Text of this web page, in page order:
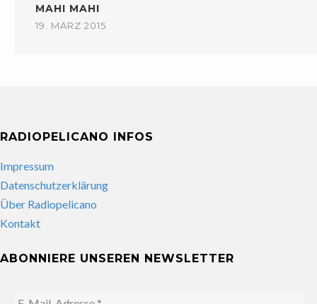
MAHI MAHI
19. MÄRZ 2015
RADIOPELICANO INFOS
Impressum
Datenschutzerklärung
Über Radiopelicano
Kontakt
ABONNIERE UNSEREN NEWSLETTER